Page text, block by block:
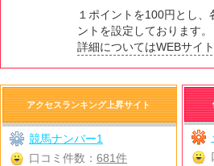
１ポイントを100円とし
ントを設定しております。
詳細についてはWEBサイ
アクセスランキング上昇サイト
競馬ナンバー1
口コミ件数： 681件